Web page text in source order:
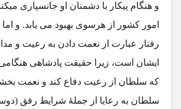
و هنگام پیکار با دشمنان او جانسپاری
امور کشور از هرسوی بهبود می یابد. و
رفتار عبارت از نعمت دادن به رعیت و
ایشان است، زیرا حقیقت پادشاهی
که سلطان از رعیت دفاع کند و نعمت
سلطان به رعایا از جملۀ شرایط رفق